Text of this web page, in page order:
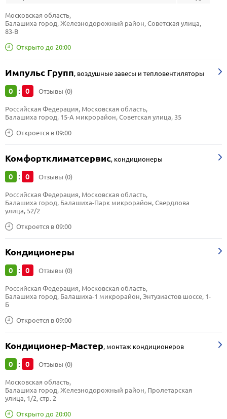
Открыто до 20:00
Московская область,
Балашиха город, Железнодорожный район, Советская улица,
83-В
Импульс Групп, воздушные завесы и тепловентиляторы
0 : 0 Отзывы (0)
Откроется в 09:00
Российская Федерация, Московская область,
Балашиха город, 15-А микрорайон, Советская улица, 35
Комфортклиматсервис, кондиционеры
0 : 0 Отзывы (0)
Откроется в 09:00
Российская Федерация, Московская область,
Балашиха город, Балашиха-Парк микрорайон, Свердлова
улица, 52/2
Кондиционеры
0 : 0 Отзывы (0)
Откроется в 09:00
Российская Федерация, Московская область,
Балашиха город, Балашиха-1 микрорайон, Энтузиастов шоссе, 1-
Б
Кондиционер-Мастер, монтаж кондиционеров
0 : 0 Отзывы (0)
Открыто до 20:00
Московская область,
Балашиха город, Железнодорожный район, Пролетарская
улица, 1/2, стр. 2